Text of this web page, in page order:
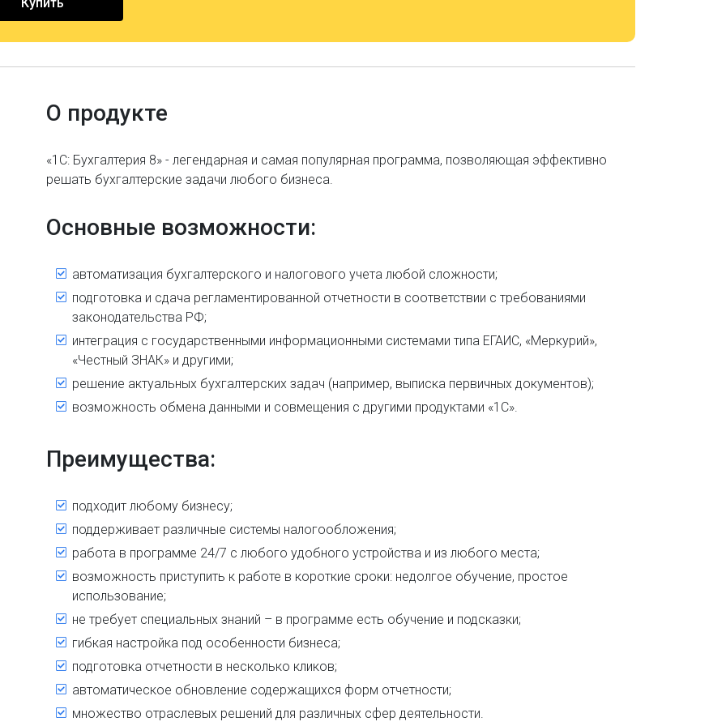
О продукте
«1С: Бухгалтерия 8» - легендарная и самая популярная программа, позволяющая эффективно
решать бухгалтерские задачи любого бизнеса.
Основные возможности:
автоматизация бухгалтерского и налогового учета любой сложности;
подготовка и сдача регламентированной отчетности в соответствии с требованиями
законодательства РФ;
интеграция с государственными информационными системами типа ЕГАИС, «Меркурий»,
«Честный ЗНАК» и другими;
решение актуальных бухгалтерских задач (например, выписка первичных документов);
возможность обмена данными и совмещения с другими продуктами «1С».
Преимущества:
подходит любому бизнесу;
поддерживает различные системы налогообложения;
работа в программе 24/7 с любого удобного устройства и из любого места;
возможность приступить к работе в короткие сроки: недолгое обучение, простое
использование;
не требует специальных знаний – в программе есть обучение и подсказки;
гибкая настройка под особенности бизнеса;
подготовка отчетности в несколько кликов;
автоматическое обновление содержащихся форм отчетности;
множество отраслевых решений для различных сфер деятельности.